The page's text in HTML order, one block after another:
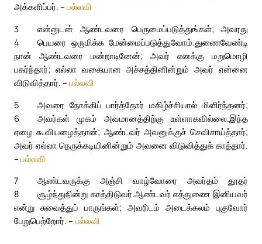
அக்களிப்பர். – பல்லவி
3
என்னுடன் ஆண்டவரை பெருமைப்படுத்துங்கள்; அவரது
பெயரை ஒருமிக்க மேன்மைப்படுத்துவோம்.
4
துணைவேண்டி
நான் ஆண்டவரை மன்றாடினேன்; அவர் எனக்கு மறுமொழி
பகர்ந்தார்; எல்லா வகையான அச்சத்தினின்றும் அவர் என்னை
விடுவித்தார். – பல்லவி
5
அவரை நோக்கிப் பார்த்தோர் மகிழ்ச்சியால் மிளிர்ந்தனர்;
அவர்கள் முகம் அவமானத்திற்கு உள்ளாகவில்லை.
6
இந்த
ஏழை கூவியழைத்தான்; ஆண்டவர் அவனுக்குச் செவிசாய்த்தார்;
அவர் எல்லா நெருக்கடியினின்றும் அவனை விடுவித்துக் காத்தார்.
– பல்லவி
7
ஆண்டவருக்கு அஞ்சி வாழ்வோரை அவர்தம் தூதர்
சூழ்ந்துநின்று காத்திடுவர்.
8
ஆண்டவர் எத்துணை இனியவர்
என்று சுவைத்துப் பாருங்கள்; அவரிடம் அடைக்கலம் புகுவோர்
பேறுபெற்றோர். – பல்லவி